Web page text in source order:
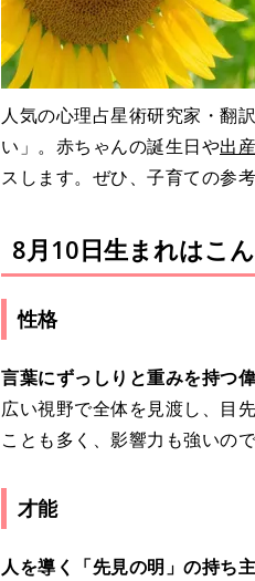
人気の心理占星術研究家・翻
い」。赤ちゃんの誕生日や出
スします。ぜひ、子育ての参
8月10日生まれはこ
性格
言葉にずっしりと重みを持つ
広い視野で全体を見渡し、目
ことも多く、影響力も強いの
才能
人を導く「先見の明」の持ち主